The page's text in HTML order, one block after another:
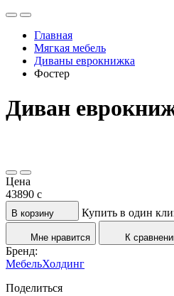
Главная
Мягкая мебель
Диваны еврокнижка
Фостер
Диван
Цена
43890 c
В корзину Купить в один
Мне нравится К
Бренд:
МебельХолдинг
Поделиться